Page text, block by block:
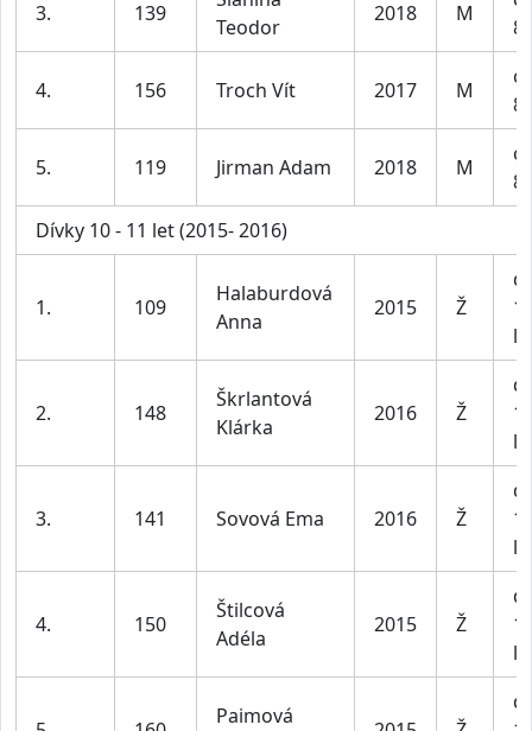
3. 139
Teodor
2018 M
4. 156 Troch Vít 2017 M
5. 119 Jirman Adam 2018 M
Dívky 10 - 11 let (2015- 2016)
1. 109
Halaburdová
Anna
2015 Ž
2. 148
Škrlantová
Klárka
2016 Ž
3. 141 Sovová Ema 2016 Ž
4. 150
Štilcová
Adéla
2015 Ž
Paimová